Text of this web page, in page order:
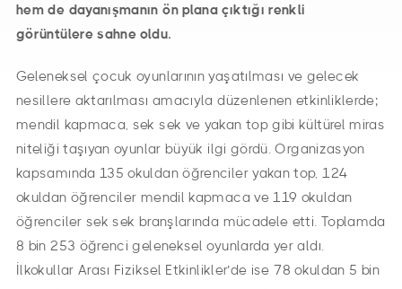
hem de dayanışmanın ön plana çıktığı renkli
görüntülere sahne oldu.
Geleneksel çocuk oyunlarının yaşatılması ve gelecek
nesillere aktarılması amacıyla düzenlenen etkinliklerde;
mendil kapmaca, sek sek ve yakan top gibi kültürel miras
niteliği taşıyan oyunlar büyük ilgi gördü. Organizasyon
kapsamında 135 okuldan öğrenciler yakan top, 124
okuldan öğrenciler mendil kapmaca ve 119 okuldan
öğrenciler sek sek branşlarında mücadele etti. Toplamda
8 bin 253 öğrenci geleneksel oyunlarda yer aldı.
İlkokullar Arası Fiziksel Etkinlikler’de ise 78 okuldan 5 bin